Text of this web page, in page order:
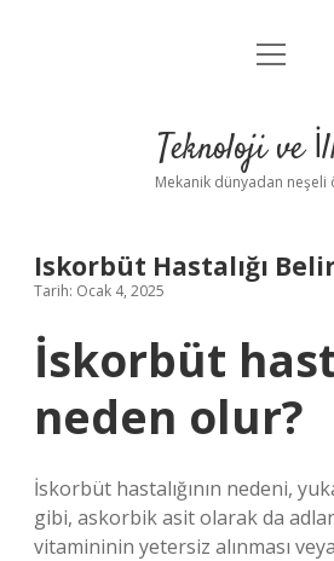
Anasayfa
Yasal Uyarı
menüyü
Teknoloji ve
Mekanik dünyadan neşeli
Iskorbüt Hastalığı
Tarih: Ocak 4, 2025
İskorbüt
neden olur?
İskorbüt hastalığının nedeni,
gibi, askorbik asit olarak da
vitamininin yetersiz alınması